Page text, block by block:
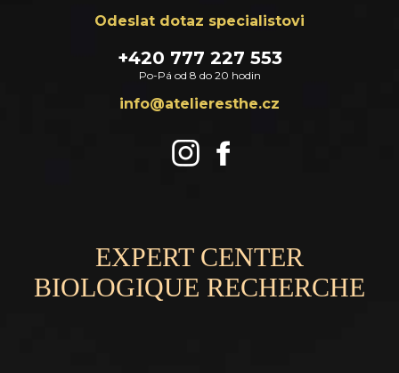
Odeslat dotaz specialistovi
+420 777 227 553
Po-Pá od 8 do 20 hodin
zc.ehtsereileta@ofni
EXPERT CENTER
BIOLOGIQUE RECHERCHE